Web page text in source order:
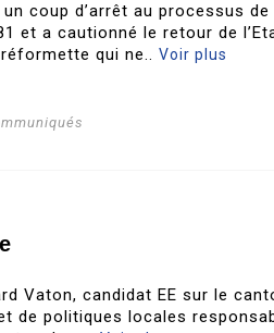
coup d’arrêt au processus de
et a cautionné le retour de
qui ne.. Voir plus
Vaton, candidat EE sur le
de politiques locales